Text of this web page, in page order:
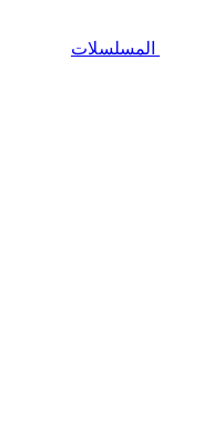
المسلسلات